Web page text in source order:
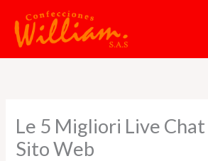
contenido
Le 5 Migliori Live
Sito Web